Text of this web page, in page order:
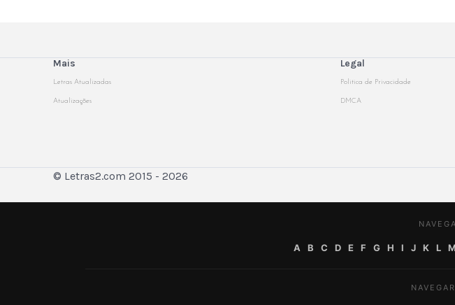
Mais
Letras Atualizadas
Atualizações
Legal
Politica de Privacidade
DMCA
© Letras2.com 2015 - 2026
A B C D E F G H I J K L M